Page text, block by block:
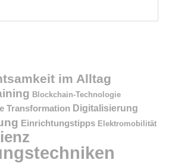
im Alltag
Blockchain-Technologie
Transformation Digitalisierung
Einrichtungstipps Elektromobilität